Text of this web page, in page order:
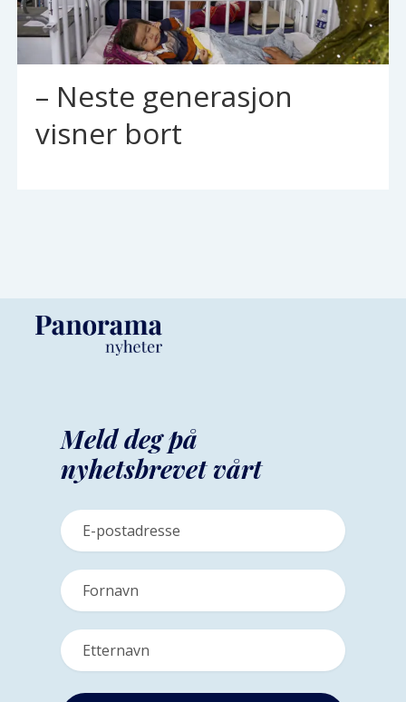
– Neste generasjon
visner bort
Meld deg på
nyhetsbrevet vårt